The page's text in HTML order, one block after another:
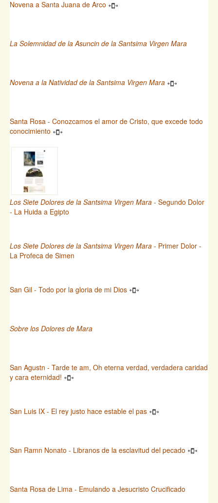
Novena a Santa Juana de Arco
La Solemnidad de la Asuncin de la Santsima Virgen Mara
Novena a la Natividad de la Santsima Virgen Mara
Santa Rosa - Conozcamos el amor de Cristo, que excede todo
conocimiento
Los Siete Dolores de la Santsima Virgen Mara - Segundo Dolor
- La Huida a Egipto
Los Siete Dolores de la Santsima Virgen Mara - Primer Dolor -
La Profeca de Simen
San Gil - Todo por la gloria de mi Dios
Sobre los Dolores de Mara
San Agustn - Tarde te am, Oh eterna verdad, verdadera caridad
y cara eternidad!
San Luis IX - El rey justo hace estable el pas
San Ramn Nonato - Libranos de la esclavitud del pecado
Santa Rosa de Lima - Emulando a Jesucristo Crucificado